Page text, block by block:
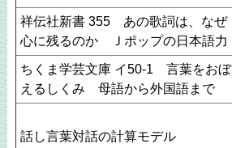
祥伝社新書 355 あの歌詞は、なぜ
心に残るのか Ｊポップの日本語力
ちくま学芸文庫 イ50-1 言葉をおぼ
えるしくみ 母語から外国語まで
話し言葉対話の計算モデル